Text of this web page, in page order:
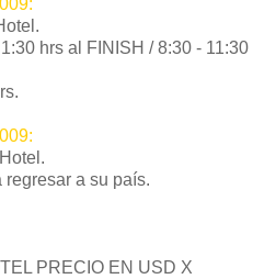
hrs al FINISH / 8:30 - 11:30
a su país.
PRECIO EN USD X